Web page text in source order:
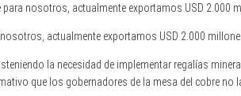
nosotros, actualmente exportamos USD 2.000
actualmente exportamos USD 2.000
la necesidad de implementar regalías
que los gobernadores de la mesa del cobre no